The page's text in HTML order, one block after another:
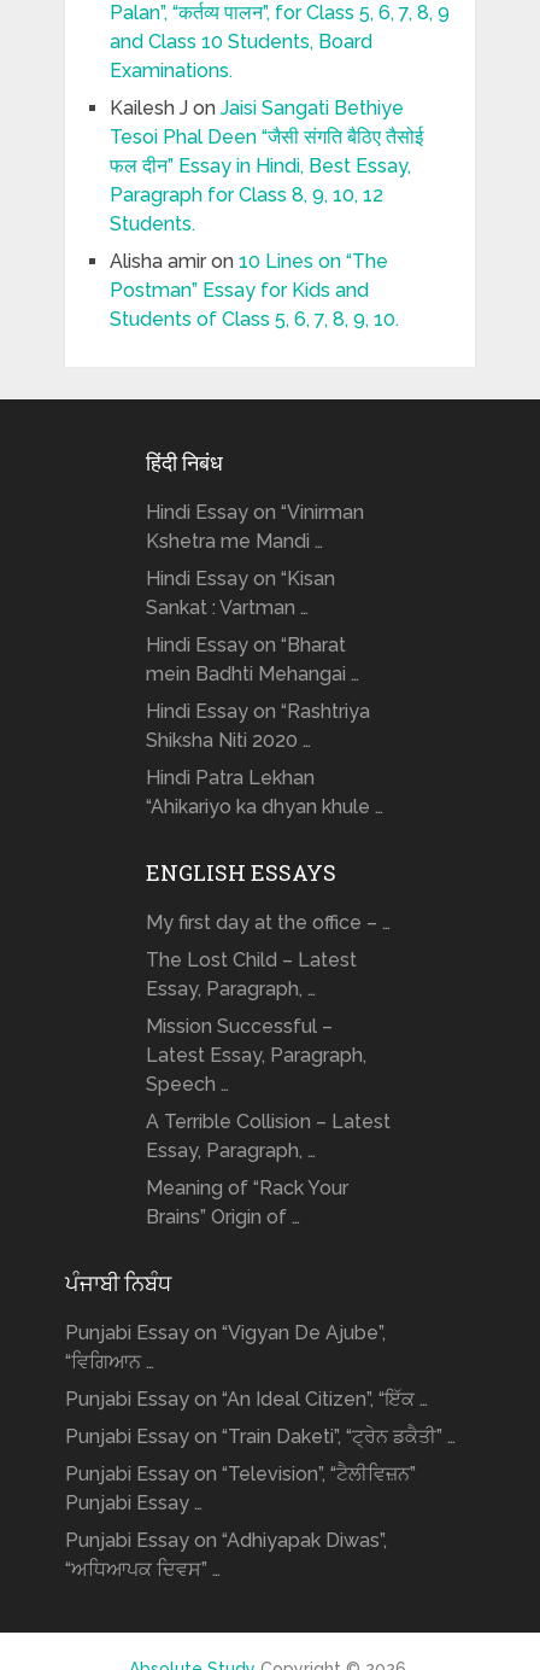
Palan”, “कर्तव्य पालन”, for Class 5, 6, 7, 8, 9
and Class 10 Students, Board
Examinations.
Kailesh Jon Jaisi Sangati Bethiye
Tesoi Phal Deen “जैसी संगति बैठिए तैसोई
फल दीन” Essay in Hindi, Best Essay,
Paragraph for Class 8, 9, 10, 12
Students.
Alisha amiron 10 Lines on “The
Postman” Essay for Kids and
Students of Class 5, 6, 7, 8, 9, 10.
हिंदी निबंध
Hindi Essay on “Vinirman
Kshetra me Mandi …
Hindi Essay on “Kisan
Sankat : Vartman …
Hindi Essay on “Bharat
mein Badhti Mehangai …
Hindi Essay on “Rashtriya
Shiksha Niti 2020 …
Hindi Patra Lekhan
“Ahikariyo ka dhyan khule …
ENGLISH ESSAYS
My first day at the office – …
The Lost Child – Latest
Essay, Paragraph, …
Mission Successful –
Latest Essay, Paragraph,
Speech …
A Terrible Collision – Latest
Essay, Paragraph, …
Meaning of “Rack Your
Brains” Origin of …
ਪੰਜਾਬੀ ਨਿਬੰਧ
Punjabi Essay on “Vigyan De Ajube”,
“ਵਿਗਿਆਨ …
Punjabi Essay on “An Ideal Citizen”, “ਇੱਕ …
Punjabi Essay on “Train Daketi”, “ਟ੍ਰੇਨ ਡਕੈਤੀ” …
Punjabi Essay on “Television”, “ਟੈਲੀਵਿਜ਼ਨ”
Punjabi Essay …
Punjabi Essay on “Adhiyapak Diwas”,
“ਅਧਿਆਪਕ ਦਿਵਸ” …